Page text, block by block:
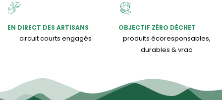
EN DIRECT DES ARTISANS
circuit courts engagés
OBJECTIF ZÉRO DÉCHET
produits écoresponsables,
durables & vrac